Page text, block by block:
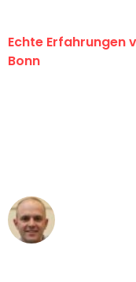
Echte Erfahrungen
Bonn